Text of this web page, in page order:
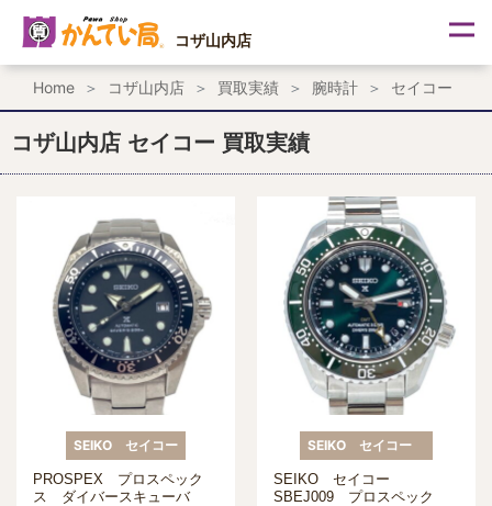
ス
ッ
コザ山内店
Home コザ山内店 買取実績 腕時計 セイコー
コザ山内店 セイコー 買取実績
SEIKO セイコー
PROSPEX プロスペック
ス ダイバースキューバ
SEIKO セイコー
SEIKO セイコー
SBEJ009 プロスペック